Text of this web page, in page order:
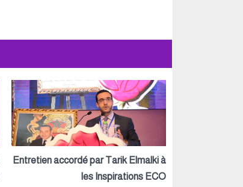
Entretien accordé par Tarik Elmalki à
les Inspirations ECO